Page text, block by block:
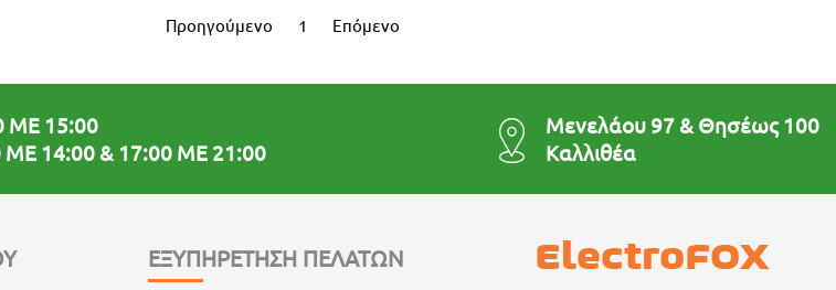
Προηγούμενο 1 Επόμενο
ΜΕ 15:00
ΜΕ 14:00 & 17:00 ΜΕ 21:00
Μενελάου 97 & Θησέως 100
Καλλιθέα
ΕΞΥΠΗΡΕΤΗΣΗ ΠΕΛΑΤΩΝ